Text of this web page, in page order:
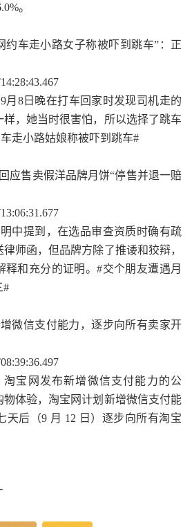
。
约车走小路女子称被吓到跳车”：正
月8日晚在打车回家时发现司机走的
，她当时很害怕，所以选择了跳车
走小路姑娘称被吓到跳车#
应售卖假洋品牌月饼“停售并退一赔
中提到，在选品审查资质时确有疏
师函，但品牌方除了推诿和狡辩，
释和充分的证明。#交个朋友遭遇月
#
微信支付能力，逐步向所有卖家开
淘宝网发布新增微信支付能力的公
体验，淘宝网计划新增微信支付能
天后（9 月 12 日）逐步向所有淘宝